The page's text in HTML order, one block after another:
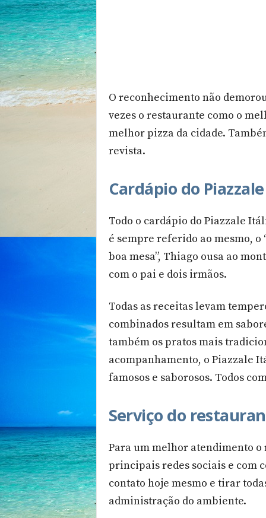
O reconhecimento não
vezes o restaurante como o
melhor pizza da cidade.
revista.
Cardápio do
Todo o cardápio do Piazzale
é sempre referido ao mesmo, o
boa mesa”, Thiago ousa ao
com o pai e dois irmãos.
Todas as receitas levam
combinados resultam em
também os pratos mais
acompanhamento, o Piazzale
famosos e saborosos. Todos
Serviço do
Para um melhor atendimento
principais redes sociais e com
contato hoje mesmo e tirar
administração do ambiente.